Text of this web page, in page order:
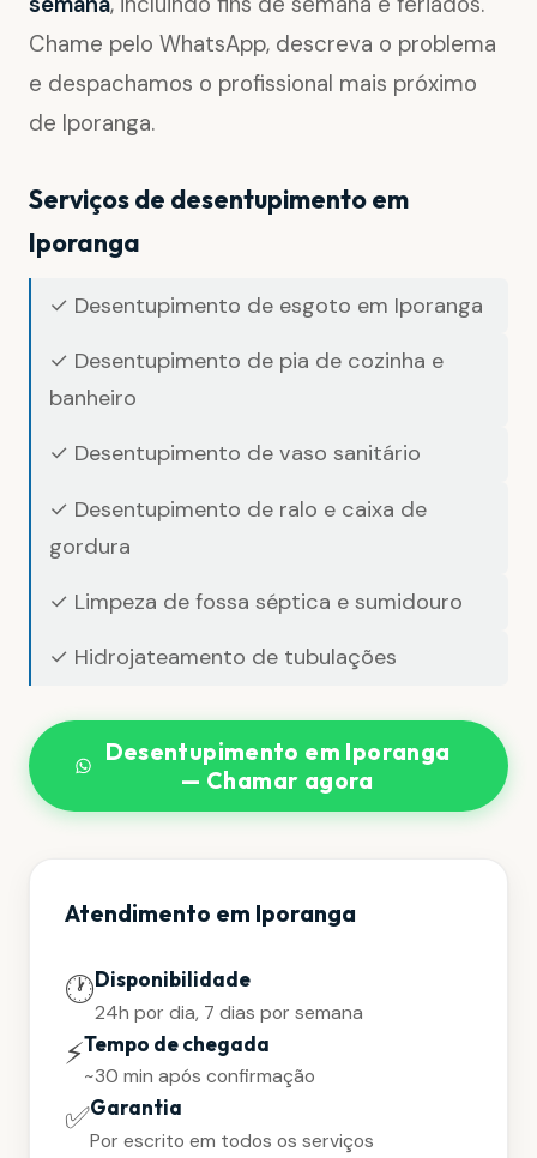
Chame pelo WhatsApp, descreva o problema
e despachamos o profissional mais próximo
de Iporanga.
Serviços de desentupimento em
Iporanga
✓ Desentupimento de esgoto em Iporanga
✓ Desentupimento de pia de cozinha e
banheiro
✓ Desentupimento de vaso sanitário
✓ Desentupimento de ralo e caixa de
gordura
✓ Limpeza de fossa séptica e sumidouro
✓ Hidrojateamento de tubulações
Desentupimento em Iporanga
— Chamar agora
Atendimento em Iporanga
🕐Disponibilidade
24h por dia, 7 dias por semana
⚡Tempo de chegada
~30 min após confirmação
✅Garantia
Por escrito em todos os serviços